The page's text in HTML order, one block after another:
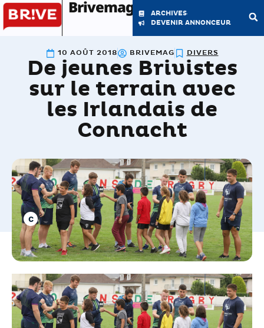
Brivemag'
ARCHIVES
DEVENIR ANNONCEUR
10 AOÛT 2018 BRIVEMAG DIVERS
De jeunes Brivistes
sur le terrain avec
les Irlandais de
Connacht